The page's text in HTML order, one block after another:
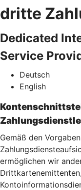
dritte
Dedicated
Service
Deutsch
English
Gemäß den
ermöglichen wir